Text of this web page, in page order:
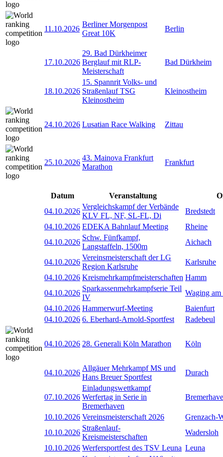
11.10.2026
Berliner Morgenpost
Great 10K
Berlin
17.10.2026
29. Bad Dürkheimer
Berglauf mit RLP-
Meisterschaft
Bad Dürkheim
18.10.2026
15. Spannrit Volks- und
Straßenlauf TSG
Kleinostheim
Kleinostheim
24.10.2026 Lusatian Race Walking Zittau
25.10.2026
43. Mainova Frankfurt
Marathon
Frankfurt
Datum Veranstaltung
04.10.2026
Vergleichskampf der Verbände
KLV FL, NF, SL-FL, Di
Bredstedt
04.10.2026 EDEKA Bahnlauf Meeting
Rheine
04.10.2026
Schw. Fünfkampf,
Langstaffeln, 1500m
Aichach
04.10.2026
Vereinsmeisterschaft der LG
Region Karlsruhe
Karlsruhe
04.10.2026 Kreismehrkampfmeisterschaften Hamm
04.10.2026
Sparkassenmehrkampfserie Teil
IV
Waging am
04.10.2026 Hammerwurf-Meeting
Baienfurt
04.10.2026 6. Eberhard-Arnold-Sportfest Radebeul
04.10.2026 28. Generali Köln Marathon Köln
04.10.2026
Allgäuer Mehrkampf MS und
Hans Breuer Sportfest
Durach
07.10.2026
Einladungswettkampf
Werfertag in Serie in
Bremerhaven
10.10.2026 Vereinsmeisterschaft 2026
Grenzach-
10.10.2026
Straßenlauf-
Kreismeisterschaften
Wadersloh
10.10.2026 Werfersportfest des TSV Leuna Leuna